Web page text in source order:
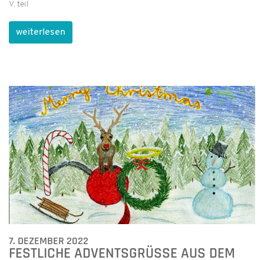
V. teil
weiterlesen
7. DEZEMBER 2022
FESTLICHE ADVENTSGRÜSSE AUS DEM H